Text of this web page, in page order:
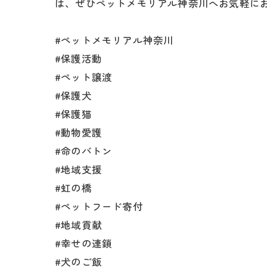
は、ぜひペットメモリアル神奈川へお気軽に
#ペットメモリアル神奈川
#保護活動
#ペット譲渡
#保護犬
#保護猫
#動物愛護
#命のバトン
#地域支援
#虹の橋
#ペットフード寄付
#地域貢献
#幸せの連鎖
#犬のご飯